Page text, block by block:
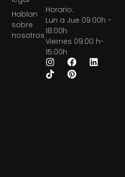
Hablan
sobre
nosotros
Horario:
Lun a Jue 09:00h -
18:00h
Viernes 09:00 h-
15:00h